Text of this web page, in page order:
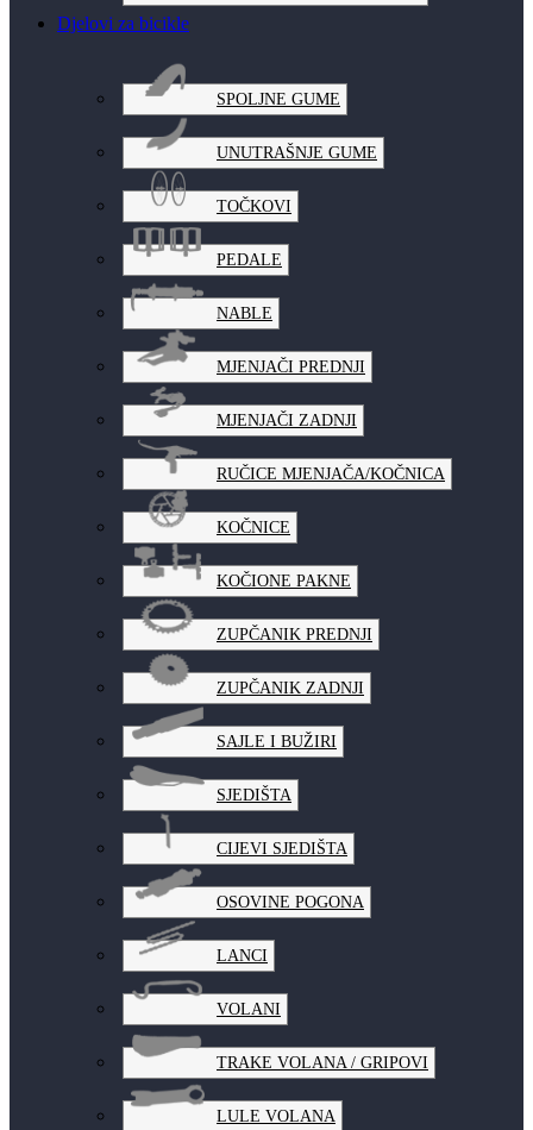
Djelovi za bicikle
SPOLJNE GUME
UNUTRAŠNJE GUME
TOČKOVI
PEDALE
NABLE
MJENJAČI PREDNJI
MJENJAČI ZADNJI
RUČICE MJENJAČA/KOČNICA
KOČNICE
KOČIONE PAKNE
ZUPČANIK PREDNJI
ZUPČANIK ZADNJI
SAJLE I BUŽIRI
SJEDIŠTA
CIJEVI SJEDIŠTA
OSOVINE POGONA
LANCI
VOLANI
TRAKE VOLANA / GRIPOVI
LULE VOLANA